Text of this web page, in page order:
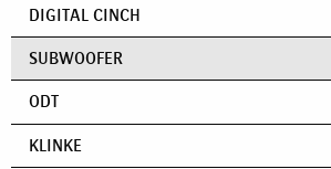
DIGITAL CINCH
SUBWOOFER
ODT
KLINKE